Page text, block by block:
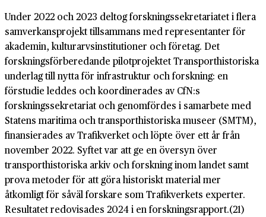
Under 2022 och 2023 deltog forskningssekretariatet i flera
samverkansprojekt tillsammans med representanter för
akademin, kulturarvsinstitutioner och företag. Det
forskningsförberedande pilotprojektet Transporthistoriska
underlag till nytta för infrastruktur och forskning: en
förstudie leddes och koordinerades av CfN:s
forskningssekretariat och genomfördes i samarbete med
Statens maritima och transporthistoriska museer (SMTM),
finansierades av Trafikverket och löpte över ett år från
november 2022. Syftet var att ge en översyn över
transporthistoriska arkiv och forskning inom landet samt
prova metoder för att göra historiskt material mer
åtkomligt för såväl forskare som Trafikverkets experter.
Resultatet redovisades 2024 i en forskningsrapport.(21)